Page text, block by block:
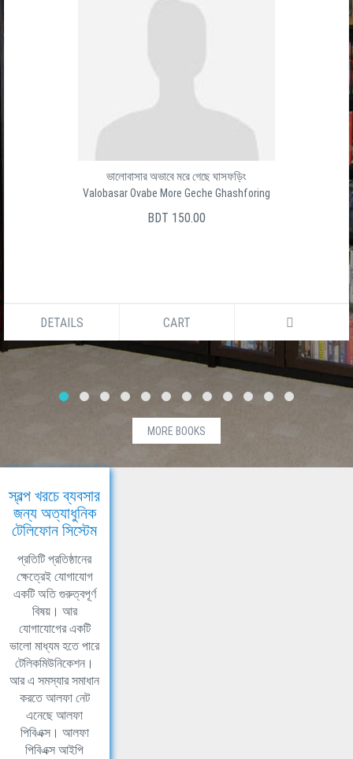
ভালোবাসার অভাবে মরে গেছে ঘাসফড়িং
Valobasar Ovabe More Geche Ghashforing
BDT 150.00
DETAILS CART
MORE BOOKS
স্বল্প খরচে ব্যবসার
জন্য অত্যাধুনিক
টেলিফোন সিস্টেম
প্রতিটি প্রতিষ্ঠানের
ক্ষেত্রেই যোগাযোগ
একটি অতি গুরুত্বপূর্ণ
বিষয়। আর
যোগাযোগের একটি
ভালো মাধ্যম হতে পারে
টেলিকমিউনিকেশন।
আর এ সমস্যার সমাধান
করতে আলফা নেট
এনেছে আলফা
পিবিএক্স। আলফা
পিবিএক্স আইপি